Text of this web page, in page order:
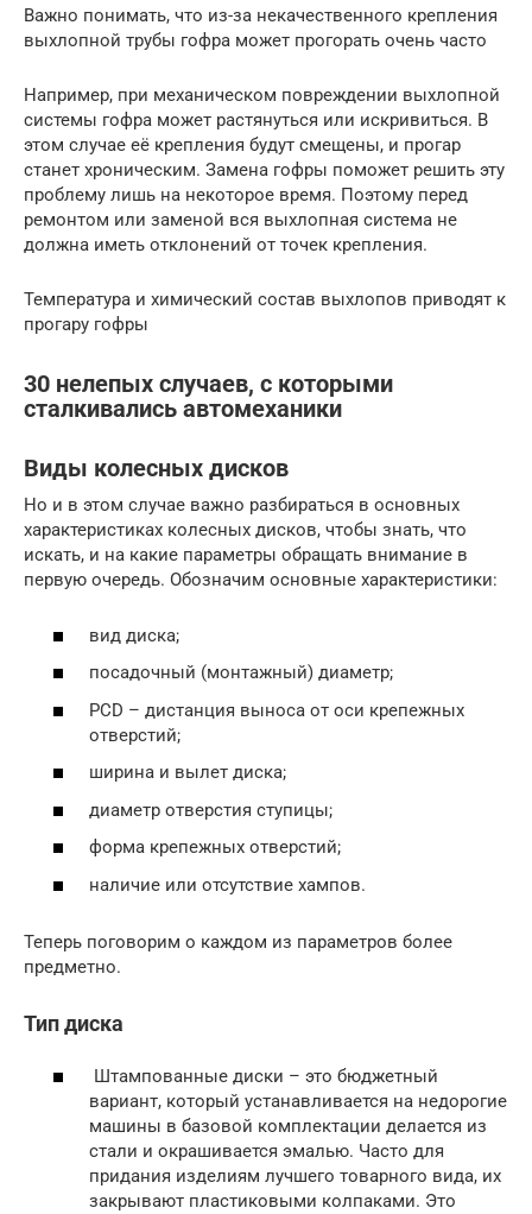
Важно понимать, что из-за некачественного крепления
выхлопной трубы гофра может прогорать очень часто
Например, при механическом повреждении выхлопной
системы гофра может растянуться или искривиться. В
этом случае её крепления будут смещены, и прогар
станет хроническим. Замена гофры поможет решить эту
проблему лишь на некоторое время. Поэтому перед
ремонтом или заменой вся выхлопная система не
должна иметь отклонений от точек крепления.
Температура и химический состав выхлопов приводят к
прогару гофры
30 нелепых случаев, с которыми
сталкивались автомеханики
Виды колесных дисков
Но и в этом случае важно разбираться в основных
характеристиках колесных дисков, чтобы знать, что
искать, и на какие параметры обращать внимание в
первую очередь. Обозначим основные характеристики:
вид диска;
посадочный (монтажный) диаметр;
PCD – дистанция выноса от оси крепежных
отверстий;
ширина и вылет диска;
диаметр отверстия ступицы;
форма крепежных отверстий;
наличие или отсутствие хампов.
Теперь поговорим о каждом из параметров более
предметно.
Тип диска
Штампованные диски – это бюджетный
вариант, который устанавливается на недорогие
машины в базовой комплектации делается из
стали и окрашивается эмалью. Часто для
придания изделиям лучшего товарного вида, их
закрывают пластиковыми колпаками. Это